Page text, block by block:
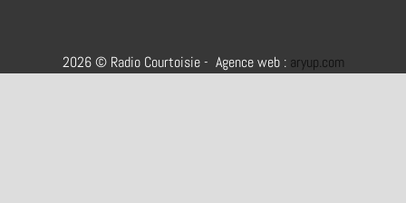
2026 © Radio Courtoisie - Agence web : aryup.com